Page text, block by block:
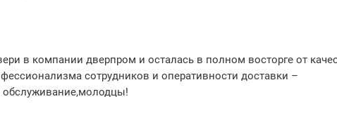
в компании дверпром и осталась в полном восторге от
сотрудников и оперативности доставки –
обслуживание,молодцы!